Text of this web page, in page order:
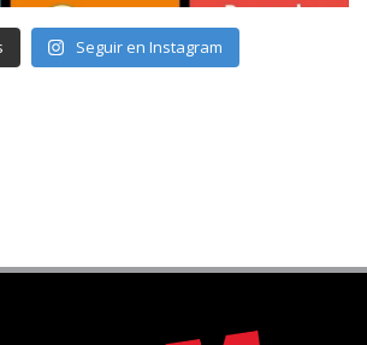
Seguir en Instagram